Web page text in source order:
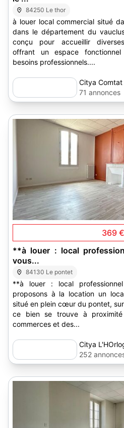
84250 Le thor
à louer local commercial situé
dans le département du
conçu pour accueillir
offrant un espace
besoins professionnels....
Citya Comtat
71 annonces
369 €
**à louer : local
vous...
84130 Le pontet
**à louer : local
proposons à la location un
situé en plein cœur du pontet,
ce bien se trouve à proximité
commerces et des...
Citya
252